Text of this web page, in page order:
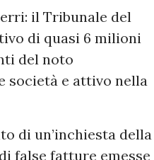
il Tribunale del
di quasi 6 milioni
del noto
società e attivo nella
di un’inchiesta della
false fatture emesse